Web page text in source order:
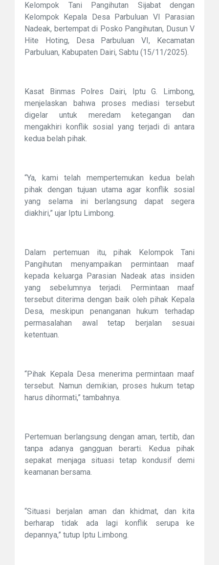
Kelompok Tani Pangihutan Sijabat dengan
Kelompok Kepala Desa Parbuluan VI Parasian
Nadeak, bertempat di Posko Pangihutan, Dusun V
Hite Hoting, Desa Parbuluan VI, Kecamatan
Parbuluan, Kabupaten Dairi, Sabtu (15/11/2025).
Kasat Binmas Polres Dairi, Iptu G. Limbong,
menjelaskan bahwa proses mediasi tersebut
digelar untuk meredam ketegangan dan
mengakhiri konflik sosial yang terjadi di antara
kedua belah pihak.
“Ya, kami telah mempertemukan kedua belah
pihak dengan tujuan utama agar konflik sosial
yang selama ini berlangsung dapat segera
diakhiri,” ujar Iptu Limbong.
Dalam pertemuan itu, pihak Kelompok Tani
Pangihutan menyampaikan permintaan maaf
kepada keluarga Parasian Nadeak atas insiden
yang sebelumnya terjadi. Permintaan maaf
tersebut diterima dengan baik oleh pihak Kepala
Desa, meskipun penanganan hukum terhadap
permasalahan awal tetap berjalan sesuai
ketentuan.
“Pihak Kepala Desa menerima permintaan maaf
tersebut. Namun demikian, proses hukum tetap
harus dihormati,” tambahnya.
Pertemuan berlangsung dengan aman, tertib, dan
tanpa adanya gangguan berarti. Kedua pihak
sepakat menjaga situasi tetap kondusif demi
keamanan bersama.
“Situasi berjalan aman dan khidmat, dan kita
berharap tidak ada lagi konflik serupa ke
depannya,” tutup Iptu Limbong.